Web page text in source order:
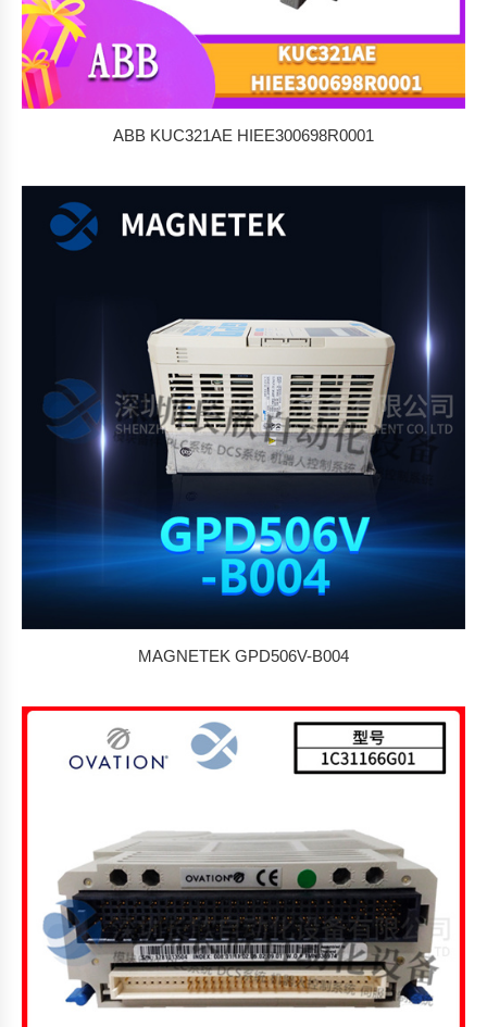
ABB KUC321AE HIEE300698R0001
MAGNETEK GPD506V-B004